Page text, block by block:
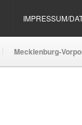
IMPRESSUM/
Mecklenburg-